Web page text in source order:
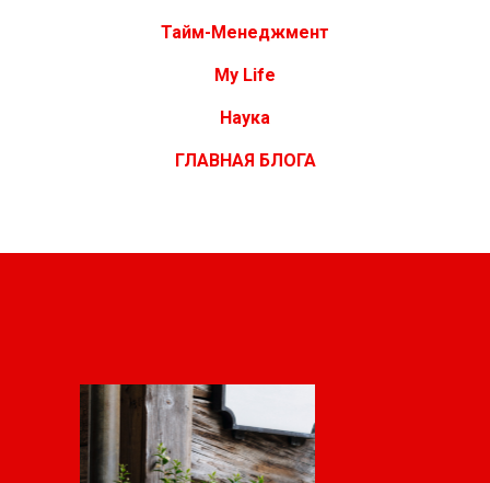
Тайм-Менеджмент
My Life
Наука
ГЛАВНАЯ БЛОГА